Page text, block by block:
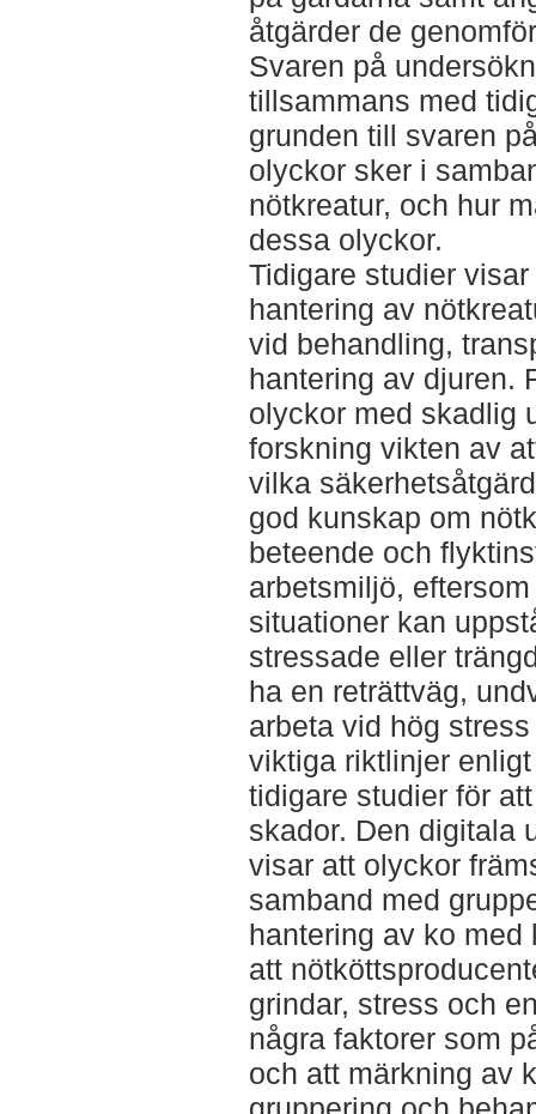
åtgärder de
Svaren på
tillsammans med
grunden till svaren
olyckor sker i
nötkreatur, och hur
dessa olyckor.
Tidigare studier
hantering av
vid behandling,
hantering av djuren.
olyckor med skadlig
forskning vikten av
vilka
god kunskap om
beteende och
arbetsmiljö,
situationer kan
stressade eller
ha en reträttväg,
arbeta vid hög
viktiga riktlinjer
tidigare studier för
skador. Den digitala
visar att olyckor
samband med
hantering av ko med
att
grindar, stress och
några faktorer som
och att märkning av